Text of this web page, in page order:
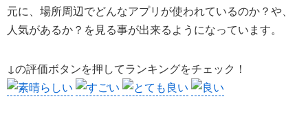
元に、場所周辺でどんなアプリが使われているのか？や、
人気があるか？を見る事が出来るようになっています。
↓の評価ボタンを押してランキングをチェック！